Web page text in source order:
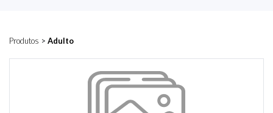
Produtos > Adulto